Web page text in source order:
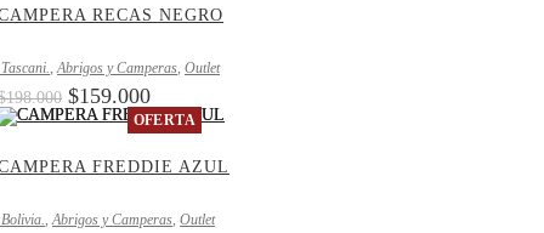
RECAS NEGRO
Abrigos y Camperas Outlet
198.000 $159.000
OFERTA
FREDDIE AZUL
Abrigos y Camperas Outlet